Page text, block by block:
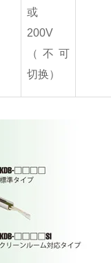
或
200V
（不可
切换）